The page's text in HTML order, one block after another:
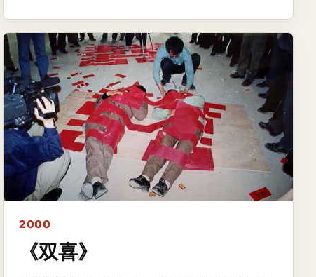
2000
《双喜》